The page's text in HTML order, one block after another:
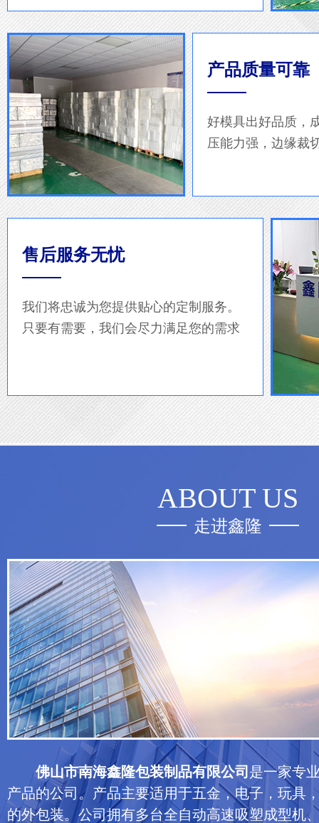
产品质量可靠
好模具出好品质，
压能力强，边缘裁
售后服务无忧
我们将忠诚为您提供贴心的定制服务。
只要有需要，我们会尽力满足您的需求
ABOUT US
走进鑫隆
佛山市南海鑫隆包装制品有限公司 是一家专
产品的公司。产品主要适用于五金，电子，玩具
的外包装。公司拥有多台全自动高速吸塑成型机